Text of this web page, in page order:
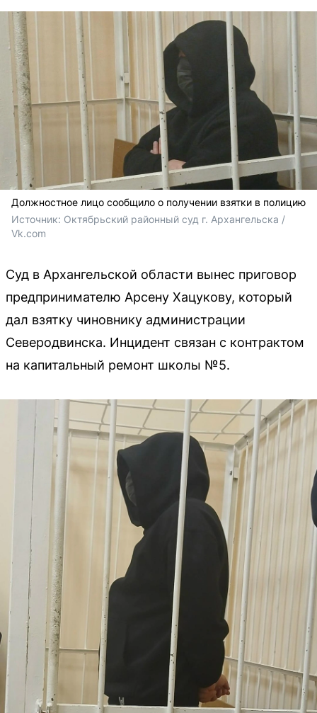
Должностное лицо сообщило о получении взятки в полицию
Источник: Октябрьский районный суд г. Архангельска /
Vk.com
Суд в Архангельской области вынес приговор
предпринимателю Арсену Хацукову, который
дал взятку чиновнику администрации
Северодвинска. Инцидент связан с контрактом
на капитальный ремонт школы №5.